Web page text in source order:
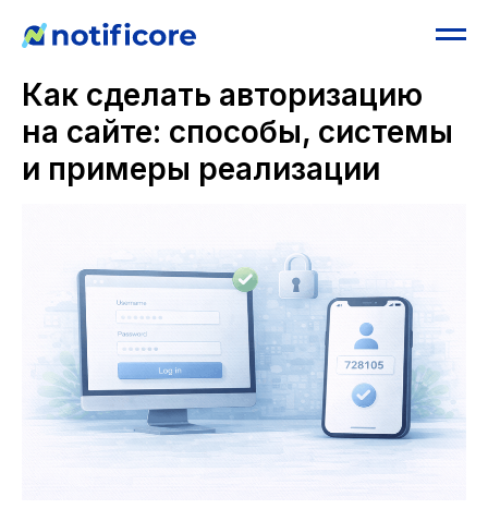
Как сделать авторизацию
на сайте: способы, системы
и примеры реализации